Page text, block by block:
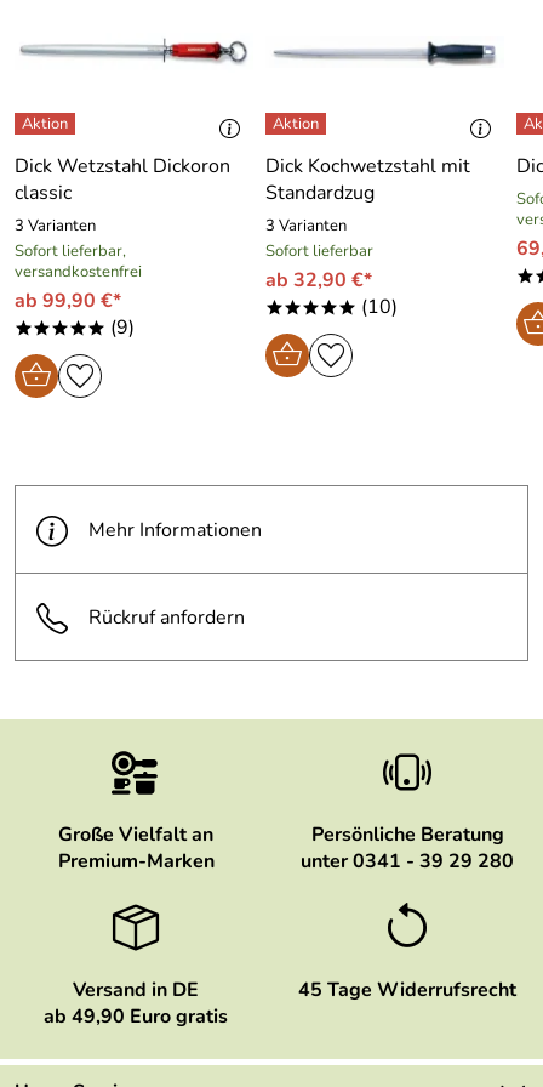
Dick Wetzstahl Dickoron
classic
3 Varianten
Sofort lieferbar,
versandkostenfrei
ab 99,90 €*
***** (9)
Dick Kochwetzstahl mit
Standardzug
3 Varianten
Sofort lieferbar
ab 32,90 €*
***** (10)
Mehr Informationen
Rückruf anfordern
Große Vielfalt an
Premium-Marken
Persönliche Beratung
unter 0341 - 39 29 280
Versand in DE
ab 49,90 Euro gratis
45 Tage Widerrufsrecht